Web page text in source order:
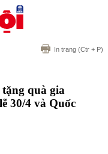
In trang (Ctr + P)
quà gia
30/4 và Quốc